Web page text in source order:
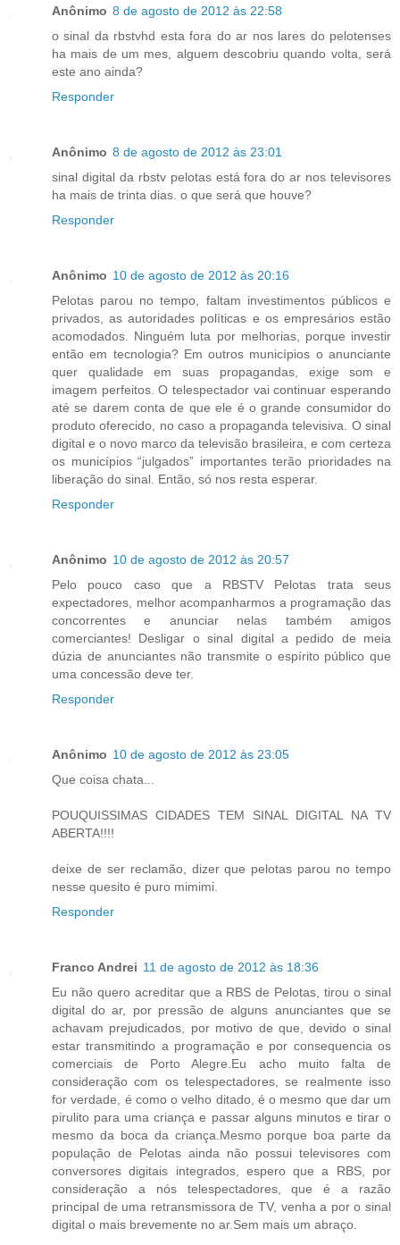
Anônimo 8 de agosto de 2012 às 22:58
o sinal da rbstvhd esta fora do ar nos lares do pelotenses
ha mais de um mes, alguem descobriu quando volta, será
este ano ainda?
Responder
Anônimo 8 de agosto de 2012 às 23:01
sinal digital da rbstv pelotas está fora do ar nos televisores
ha mais de trinta dias. o que será que houve?
Responder
Anônimo 10 de agosto de 2012 às 20:16
Pelotas parou no tempo, faltam investimentos públicos e
privados, as autoridades políticas e os empresários estão
acomodados. Ninguém luta por melhorias, porque investir
então em tecnologia? Em outros municípios o anunciante
quer qualidade em suas propagandas, exige som e
imagem perfeitos. O telespectador vai continuar esperando
até se darem conta de que ele é o grande consumidor do
produto oferecido, no caso a propaganda televisiva. O sinal
digital e o novo marco da televisão brasileira, e com certeza
os municípios “julgados” importantes terão prioridades na
liberação do sinal. Então, só nos resta esperar.
Responder
Anônimo 10 de agosto de 2012 às 20:57
Pelo pouco caso que a RBSTV Pelotas trata seus
expectadores, melhor acompanharmos a programação das
concorrentes e anunciar nelas também amigos
comerciantes! Desligar o sinal digital a pedido de meia
dúzia de anunciantes não transmite o espírito público que
uma concessão deve ter.
Responder
Anônimo 10 de agosto de 2012 às 23:05
Que coisa chata...
POUQUISSIMAS CIDADES TEM SINAL DIGITAL NA TV
ABERTA!!!!
deixe de ser reclamão, dizer que pelotas parou no tempo
nesse quesito é puro mimimi.
Responder
Franco Andrei 11 de agosto de 2012 às 18:36
Eu não quero acreditar que a RBS de Pelotas, tirou o sinal
digital do ar, por pressão de alguns anunciantes que se
achavam prejudicados, por motivo de que, devido o sinal
estar transmitindo a programação e por consequencia os
comerciais de Porto Alegre.Eu acho muito falta de
consideração com os telespectadores, se realmente isso
for verdade, é como o velho ditado, é o mesmo que dar um
pirulito para uma criança e passar alguns minutos e tirar o
mesmo da boca da criança.Mesmo porque boa parte da
população de Pelotas ainda não possui televisores com
conversores digitais integrados, espero que a RBS, por
consideração a nós telespectadores, que é a razão
principal de uma retransmissora de TV, venha a por o sinal
digital o mais brevemente no ar.Sem mais um abraço.